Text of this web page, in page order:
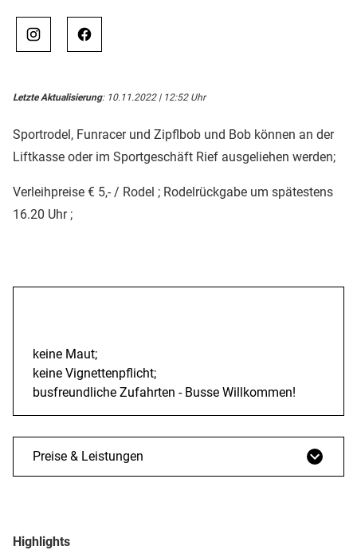
Letzte Aktualisierung: 10.11.2022 | 12:52 Uhr
Sportrodel, Funracer und Zipflbob und Bob können an der
Liftkasse oder im Sportgeschäft Rief ausgeliehen werden;
Verleihpreise € 5,- / Rodel ; Rodelrückgabe um spätestens
16.20 Uhr ;
keine Maut;
keine Vignettenpflicht;
busfreundliche Zufahrten - Busse Willkommen!
Preise & Leistungen
Highlights